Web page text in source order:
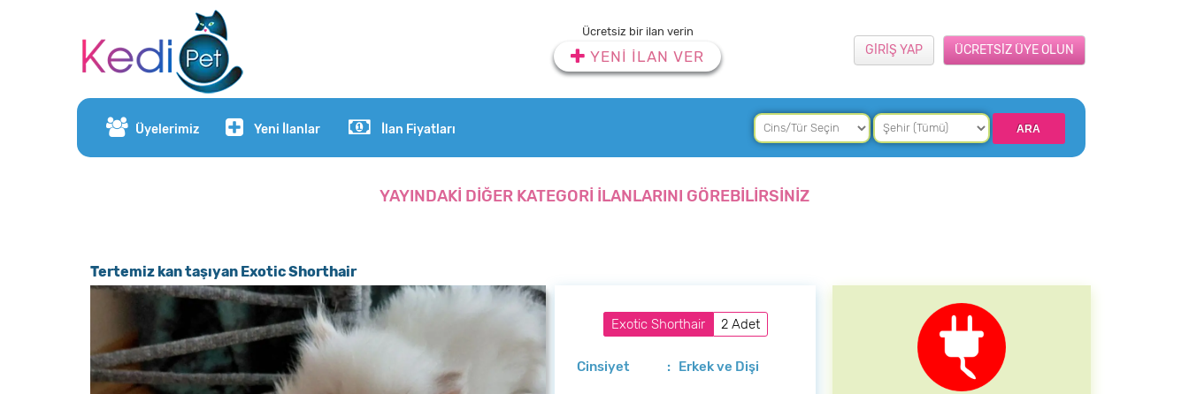
Ücretsiz bir ilan verin
YENİ İLAN VER ÜCRETSİZ ÜYE OLUN
GİRİŞ YAP
Üyelerimiz Yeni İlanlar İlan Fiyatları
YAYINDAKİ DİĞER KATEGORİ İLANLARINI GÖREBİLİRSİNİZ
Tertemiz kan taşıyan Exotic Shorthair
Exotic Shorthair 2 Adet
Cinsiyet : Erkek ve Dişi